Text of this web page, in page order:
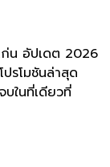
ก่น อัปเดต 2026
รโมชันล่าสุด
บในที่เดียวที่